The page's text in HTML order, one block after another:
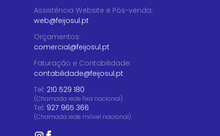
Assistência Website e Pós-venda:
web@feijosul.pt
Orçamentos:
comercial@feijosul.pt
Faturação e Contabilidade:
contabilidade@feijosul.pt
Tel: 210 529 180
(Chamada rede fixa nacional)
Tel: 927 965 366
(Chamada rede móvel nacional)